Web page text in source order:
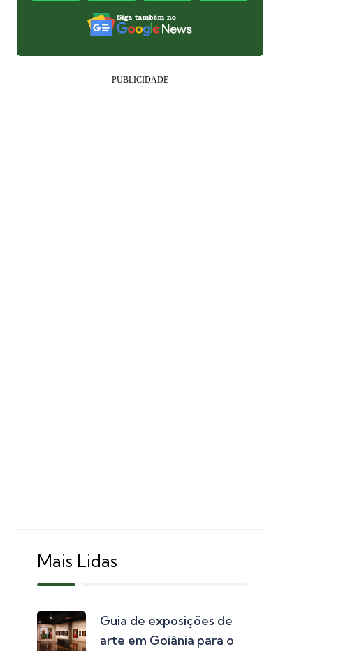
Mais Lidas
Guia de exposições de
arte em Goiânia para o